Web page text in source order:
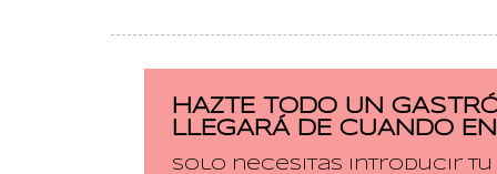
HAZTE TODO UN
LLEGARÁ DE CUANDO
Solo necesitas introducir